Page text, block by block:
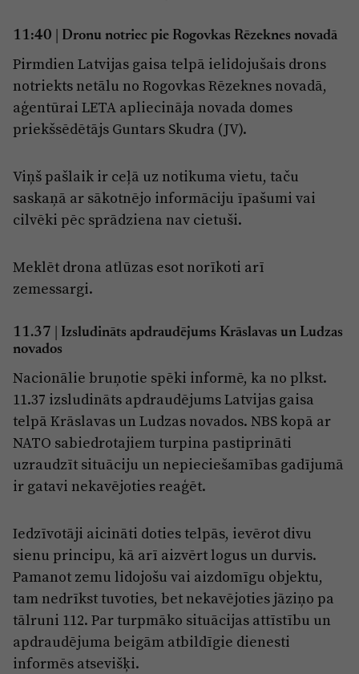
11:40 | Dronu notriec pie Rogovkas Rēzeknes novadā
Pirmdien Latvijas gaisa telpā ielidojušais drons
notriekts netālu no Rogovkas Rēzeknes novadā,
aģentūrai LETA apliecināja novada domes
priekšsēdētājs Guntars Skudra (JV).
Viņš pašlaik ir ceļā uz notikuma vietu, taču
saskaņā ar sākotnējo informāciju īpašumi vai
cilvēki pēc sprādziena nav cietuši.
Meklēt drona atlūzas esot norīkoti arī
zemessargi.
11.37 | Izsludināts apdraudējums Krāslavas un Ludzas
novados
Nacionālie bruņotie spēki informē, ka no plkst.
11.37 izsludināts apdraudējums Latvijas gaisa
telpā Krāslavas un Ludzas novados. NBS kopā ar
NATO sabiedrotajiem turpina pastiprināti
uzraudzīt situāciju un nepieciešamības gadījumā
ir gatavi nekavējoties reaģēt.
Iedzīvotāji aicināti doties telpās, ievērot divu
sienu principu, kā arī aizvērt logus un durvis.
Pamanot zemu lidojošu vai aizdomīgu objektu,
tam nedrīkst tuvoties, bet nekavējoties jāziņo pa
tālruni 112. Par turpmāko situācijas attīstību un
apdraudējuma beigām atbildīgie dienesti
informēs atsevišķi.